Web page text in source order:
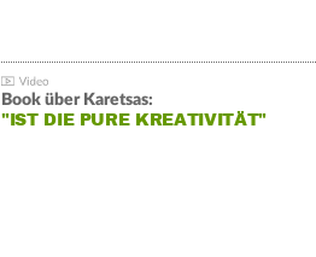
Book über Karetsas:
"IST DIE PURE KREATIVITÄT"